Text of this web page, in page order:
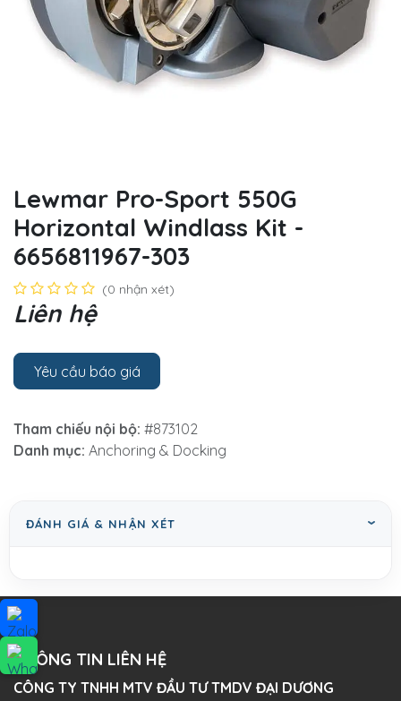
Lewmar Pro-Sport 550G
Horizontal Windlass Kit -
6656811967-303
(0 nhận xét)
Liên hệ
Yêu cầu báo giá
Tham chiếu nội bộ: #873102
Danh mục: Anchoring & Docking
ĐÁNH GIÁ & NHẬN XÉT
THÔNG TIN LIÊN HỆ
CÔNG TY TNHH MTV ĐẦU TƯ TMDV ĐẠI DƯƠNG​